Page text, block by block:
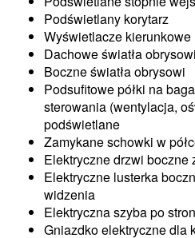
Podświetlany korytarz
Wyświetlacze kierunkowe
Dachowe światła obrysowi
Boczne światła obrysowi
Podsufitowe półki na
sterowania (wentylacja,
podświetlane
Zamykane schowki w
Elektryczne drzwi boczne
Elektryczne lusterka
widzenia
Elektryczna szyba po
Gniazdko elektryczne dla